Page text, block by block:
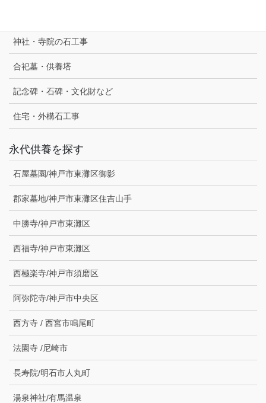
神社・寺院の石工事
合祀墓・供養塔
記念碑・石碑・文化財など
住宅・外構石工事
永代供養を探す
石屋墓園/神戸市東灘区御影
郡家墓地/神戸市東灘区住吉山手
中勝寺/神戸市東灘区
西福寺/神戸市東灘区
西極楽寺/神戸市須磨区
阿弥陀寺/神戸市中央区
西方寺 / 西宮市鳴尾町
法園寺 /尼崎市
長寿院/明石市人丸町
湯泉神社/有馬温泉